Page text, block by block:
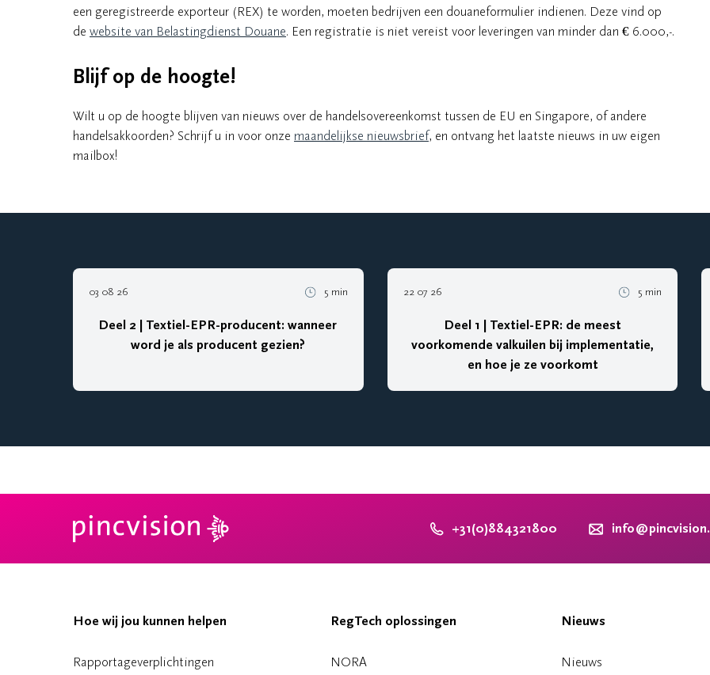
een geregistreerde exporteur (REX) te worden, moeten bedrijven een douaneformulier indienen. Deze vind op
de website van Belastingdienst Douane. Een registratie is niet vereist voor leveringen van minder dan € 6.000,-.
Blijf op de hoogte!
Wilt u op de hoogte blijven van nieuws over de handelsovereenkomst tussen de EU en Singapore, of andere
handelsakkoorden? Schrijf u in voor onze maandelijkse nieuwsbrief, en ontvang het laatste nieuws in uw eigen
mailbox!
03 08 26 5 min
Deel 2 | Textiel-EPR-producent: wanneer
word je als producent gezien?
22 07 26 5 min
Deel 1 | Textiel-EPR: de meest
voorkomende valkuilen bij implementatie,
en hoe je ze voorkomt
+31(0)884321800
Hoe wij jou kunnen helpen
Rapportageverplichtingen
RegTech oplossingen
NORA
Nieuws
Nieuws